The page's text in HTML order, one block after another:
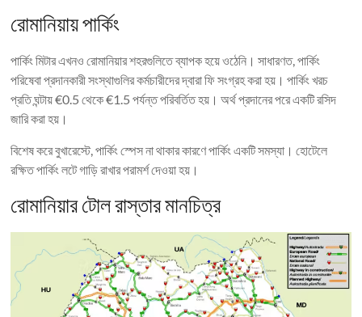
রোমানিয়ায় পার্কিং
পার্কিং মিটার এখনও রোমানিয়ার শহরগুলিতে ব্যাপক হয়ে ওঠেনি। সাধারণত, পার্কিং
পরিষেবা প্রদানকারী সংস্থাগুলির কর্মচারীদের দ্বারা ফি সংগ্রহ করা হয়। পার্কিং খরচ
প্রতি ঘন্টায় €0.5 থেকে €1.5 পর্যন্ত পরিবর্তিত হয়। অর্থ প্রদানের পরে একটি রসিদ
জারি করা হয়।
বিশেষ করে বুখারেস্টে, পার্কিং স্পেস না থাকার কারণে পার্কিং একটি সমস্যা। হোটেলে
রক্ষিত পার্কিং লটে গাড়ি রাখার পরামর্শ দেওয়া হয়।
রোমানিয়ার টোল রাস্তার মানচিত্র